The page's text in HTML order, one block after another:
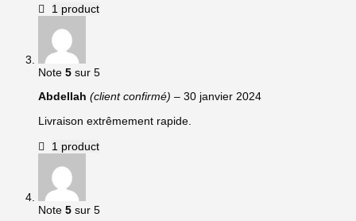
1 product
Note 5 sur 5
Abdellah (client confirmé) – 30 janvier 2024
Livraison extrêmement rapide.
1 product
Note 5 sur 5